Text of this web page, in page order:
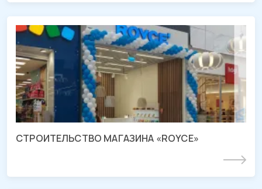
СТРОИТЕЛЬСТВО МАГАЗИНА «ROYCE»
СМР магазина «ROYCE»
ТРЦ «МЕГА Адыгея-Кубань», Республика Адыгея
Подробнее